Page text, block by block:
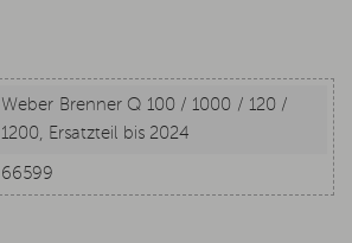
Weber Brenner Q 100 / 1000 / 120 /
1200, Ersatzteil bis 2024
66599